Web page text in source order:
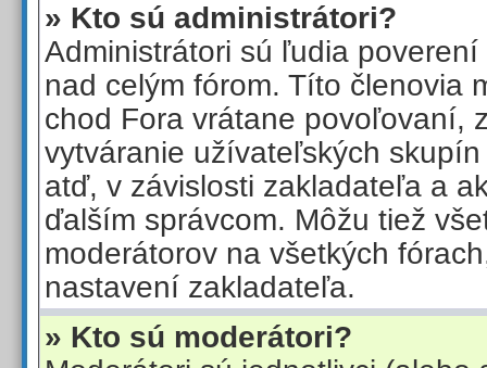
» Kto sú administrátori?
Administrátori sú ľudia
nad celým fórom. Títo členovia
chod Fora vrátane povoľovaní,
vytváranie užívateľských
atď, v závislosti zakladateľa a
ďalším správcom. Môžu tiež
moderátorov na všetkých
nastavení zakladateľa.
» Kto sú moderátori?